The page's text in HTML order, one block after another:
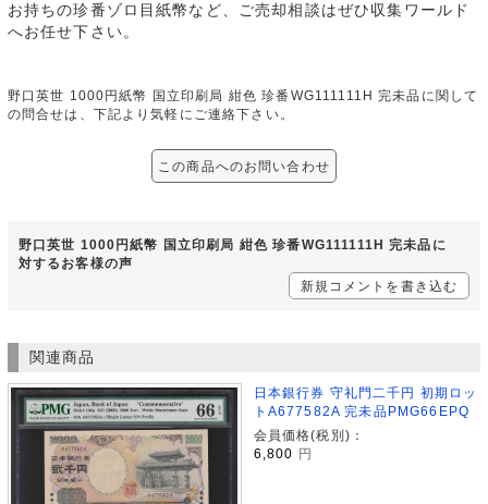
お持ちの珍番ゾロ目紙幣など、ご売却相談はぜひ収集ワールド
へお任せ下さい。
野口英世 1000円紙幣 国立印刷局 紺色 珍番WG111111H 完未品に関して
の問合せは、下記より気軽にご連絡下さい。
この商品へのお問い合わせ
野口英世 1000円紙幣 国立印刷局 紺色 珍番WG111111H 完未品に
対するお客様の声
新規コメントを書き込む
関連商品
日本銀行券 守礼門二千円 初期ロッ
トA677582A 完未品PMG66EPQ
会員価格(税別)：
6,800
円